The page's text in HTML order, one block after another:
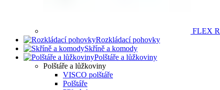
FLEX
Rozkládací pohovky
Skříně a komody
Polštáře a lůžkoviny
Polštáře a lůžkoviny
VISCO polštáře
Polštáře